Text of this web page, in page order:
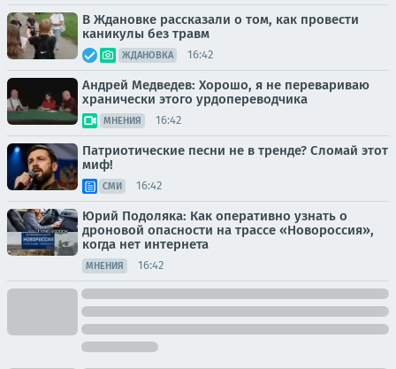
В Ждановке рассказали о том, как провести
каникулы без травм
ЖДАНОВКА 16:42
Андрей Медведев: Хорошо, я не перевариваю
хранически этого урдопереводчика
МНЕНИЯ 16:42
Патриотические песни не в тренде? Сломай этот
миф!
СМИ 16:42
Юрий Подоляка: Как оперативно узнать о
дроновой опасности на трассе «Новороссия»,
когда нет интернета
МНЕНИЯ 16:42